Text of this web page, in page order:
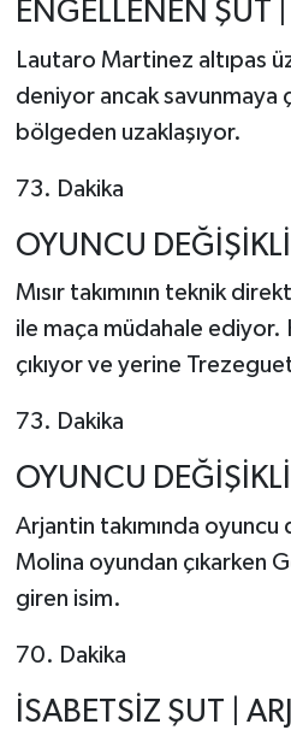
ENGELLENEN ŞUT
Lautaro Martinez altıpas
deniyor ancak savunmaya
bölgeden uzaklaşıyor.
73. Dakika
OYUNCU
Mısır takımının teknik
ile maça müdahale ediyor.
çıkıyor ve yerine
73. Dakika
OYUNCU
Arjantin takımında oyuncu
Molina oyundan çıkarken
giren isim.
70. Dakika
İSABETSİZ ŞUT |